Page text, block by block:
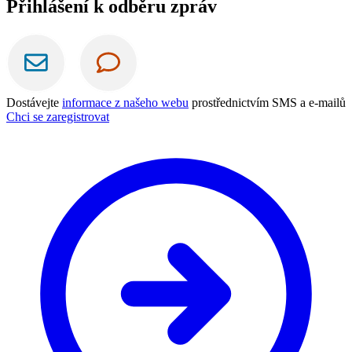
Přihlášení k odběru zpráv
Dostávejte informace z našeho webu prostřednictvím SMS a e-mailů
Chci se zaregistrovat